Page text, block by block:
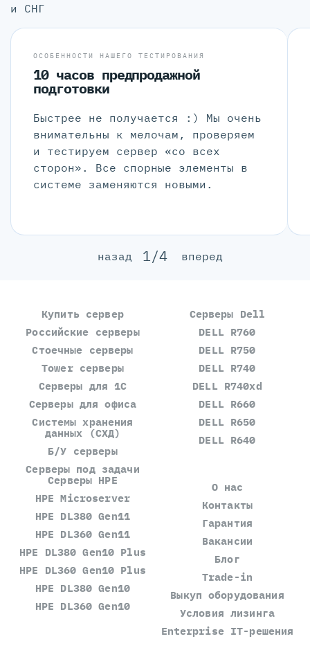
и СНГ
ОСОБЕННОСТИ НАШЕГО ТЕСТИРОВАНИЯ
10 часов предпродажной
подготовки
Быстрее не получается :) Мы очень
внимательны к мелочам, проверяем
и тестируем сервер «со всех
сторон». Все спорные элементы в
системе заменяются новыми.
назад 1/4 вперед
Купить сервер
Российские серверы
Стоечные серверы
Tower серверы
Серверы для 1С
Серверы для офиса
Системы хранения
данных (СХД)
Б/У серверы
Серверы под задачи
Серверы Dell
DELL R760
DELL R750
DELL R740
DELL R740xd
DELL R660
DELL R650
DELL R640
Серверы HPE
HPE Microserver
HPE DL380 Gen11
HPE DL360 Gen11
HPE DL380 Gen10 Plus
HPE DL360 Gen10 Plus
HPE DL380 Gen10
HPE DL360 Gen10
О нас
Контакты
Гарантия
Вакансии
Блог
Trade-in
Выкуп оборудования
Условия лизинга
Enterprise IT-решения